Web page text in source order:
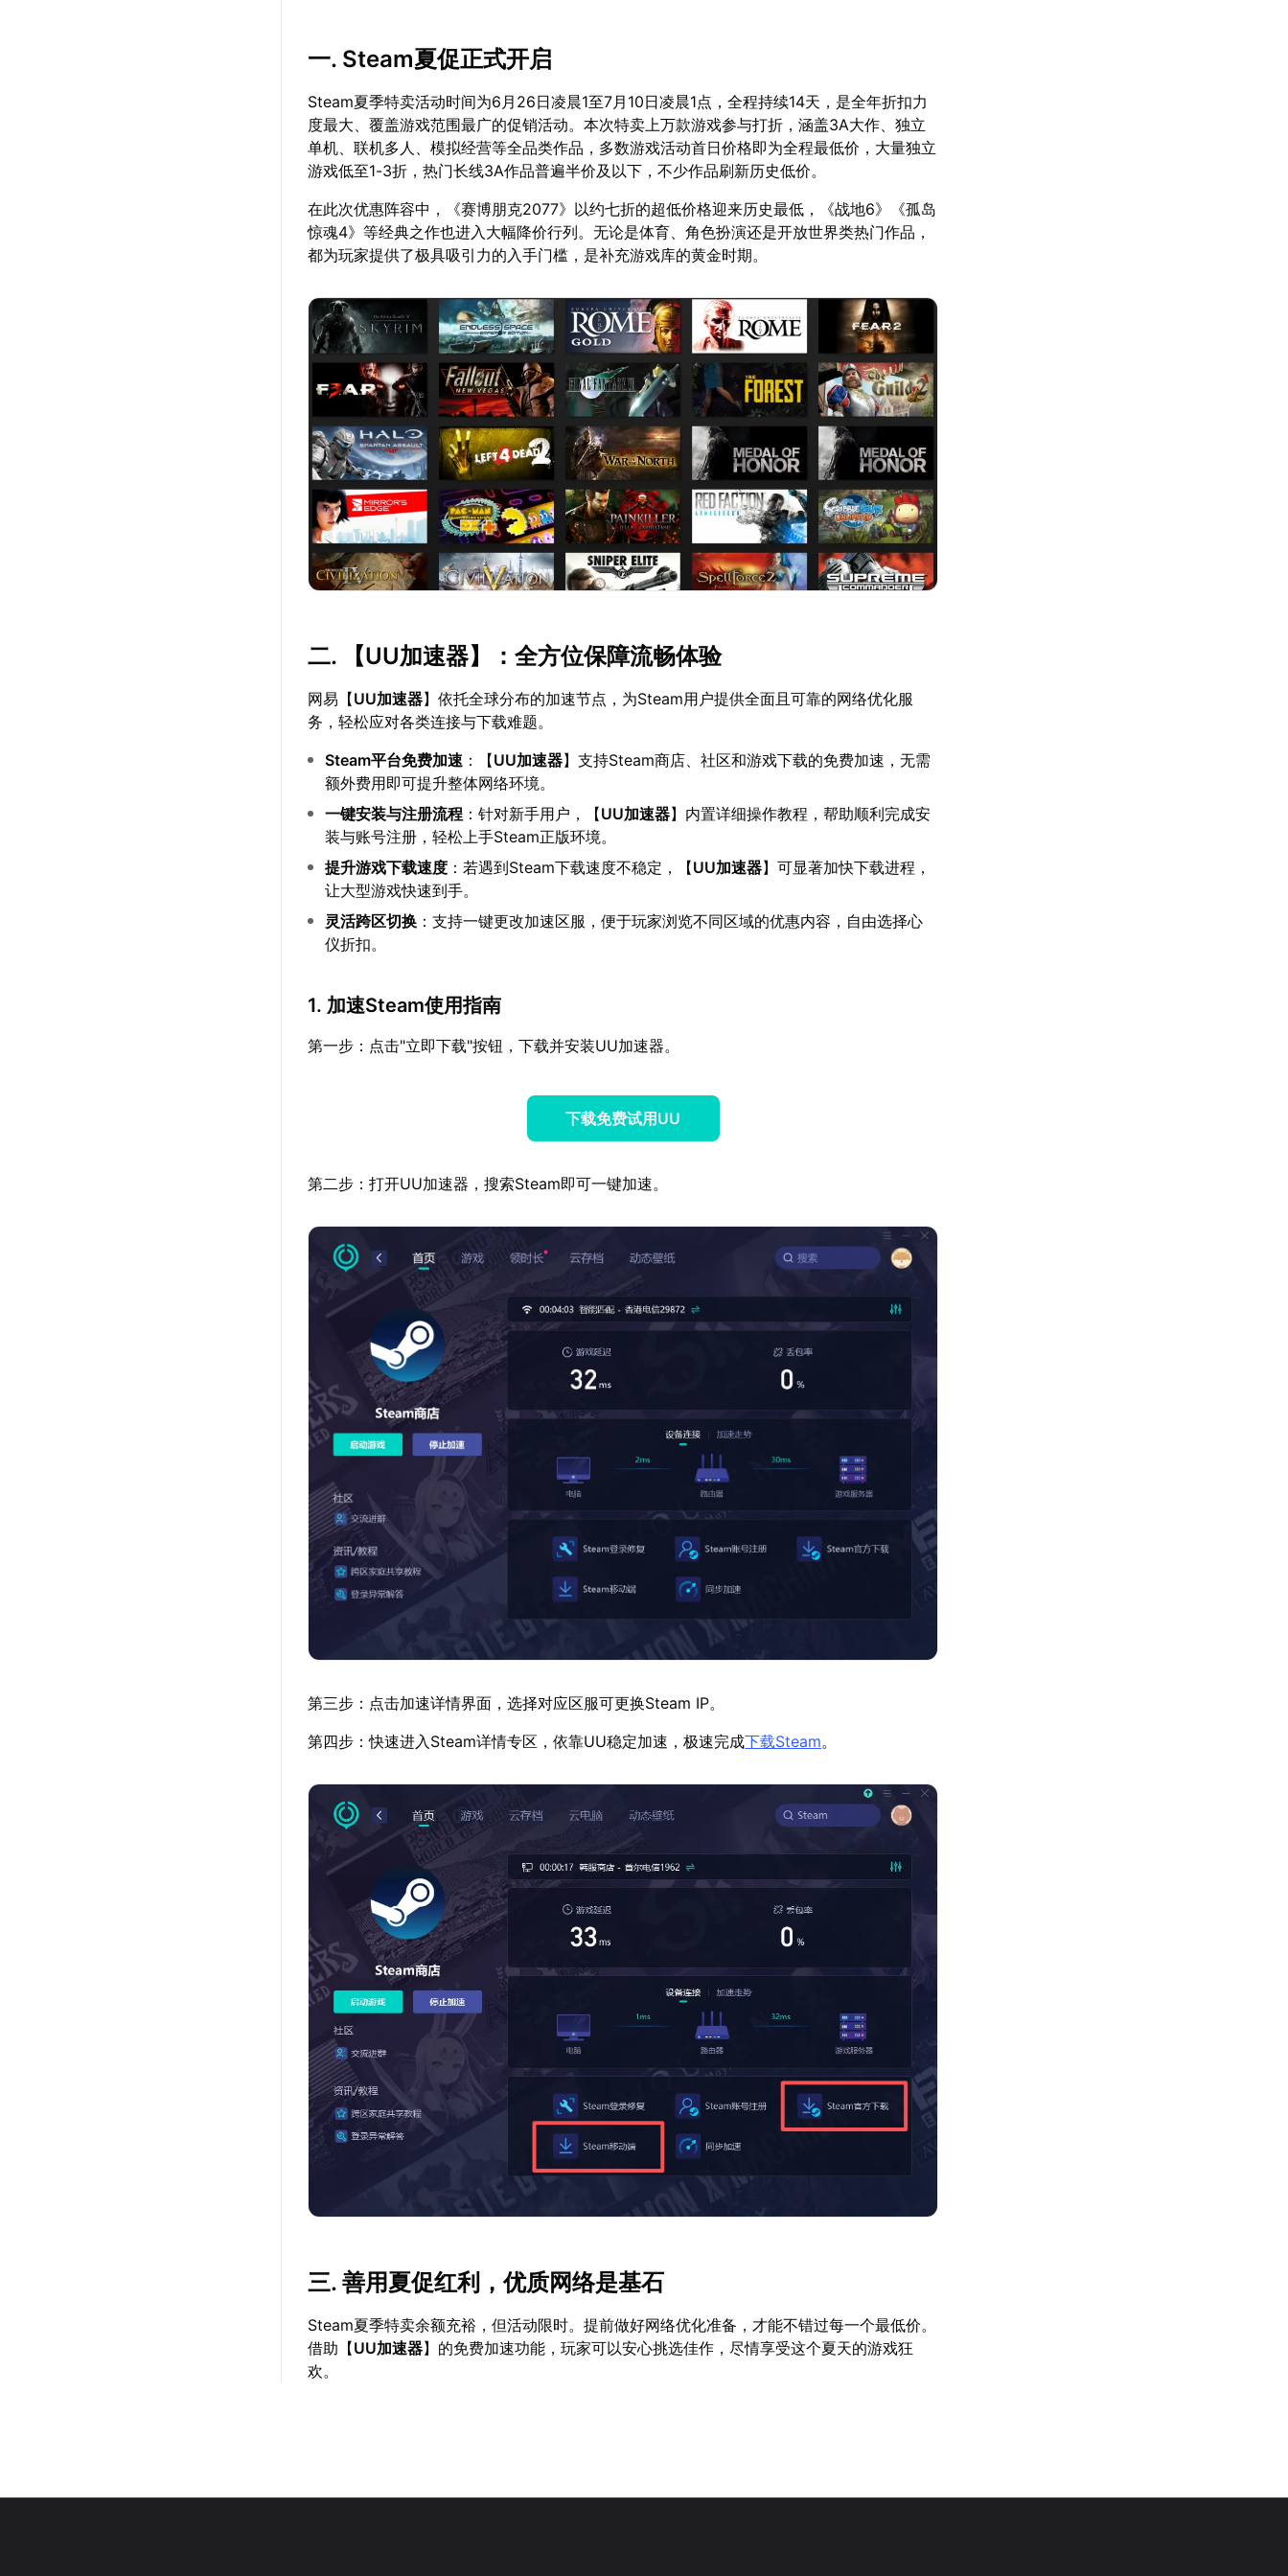
一. Steam夏促正式开启
Steam夏季特卖活动时间为6月26日凌晨1至7月10日凌晨1点，全程持续14天，是全年折扣力
度最大、覆盖游戏范围最广的促销活动。本次特卖上万款游戏参与打折，涵盖3A大作、独立
单机、联机多人、模拟经营等全品类作品，多数游戏活动首日价格即为全程最低价，大量独立
游戏低至1-3折，热门长线3A作品普遍半价及以下，不少作品刷新历史低价。
在此次优惠阵容中，《赛博朋克2077》以约七折的超低价格迎来历史最低，《战地6》《孤岛
惊魂4》等经典之作也进入大幅降价行列。无论是体育、角色扮演还是开放世界类热门作品，
都为玩家提供了极具吸引力的入手门槛，是补充游戏库的黄金时期。
二. 【UU加速器】：全方位保障流畅体验
网易【UU加速器】依托全球分布的加速节点，为Steam用户提供全面且可靠的网络优化服
务，轻松应对各类连接与下载难题。
Steam平台免费加速 ：【UU加速器】支持Steam商店、社区和游戏下载的免费加速，无需
额外费用即可提升整体网络环境。
一键安装与注册流程 ：针对新手用户，【UU加速器】内置详细操作教程，帮助顺利完成安
装与账号注册，轻松上手Steam正版环境。
提升游戏下载速度 ：若遇到Steam下载速度不稳定，【UU加速器】可显著加快下载进程，
让大型游戏快速到手。
灵活跨区切换 ：支持一键更改加速区服，便于玩家浏览不同区域的优惠内容，自由选择心
仪折扣。
1. 加速Steam使用指南
第一步：点击"立即下载"按钮，下载并安装UU加速器。
下载免费试用UU
第二步：打开UU加速器，搜索Steam即可一键加速。
第三步：点击加速详情界面，选择对应区服可更换Steam IP。
第四步：快速进入Steam详情专区，依靠UU稳定加速，极速完成下载Steam。
三. 善用夏促红利，优质网络是基石
Steam夏季特卖余额充裕，但活动限时。提前做好网络优化准备，才能不错过每一个最低价。
借助【UU加速器】的免费加速功能，玩家可以安心挑选佳作，尽情享受这个夏天的游戏狂
欢。